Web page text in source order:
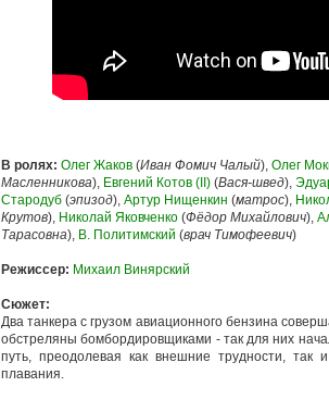
В ролях: Олег Жаков (Иван Фомич Чалый), Олег
Масленникова), Евгений Котов (II) (Вася-швед),
Стародуб (эпизод), Артур Нищенкин (матрос),
Крутов), Николай Яковченко (Фёдор Михайлович),
Тарасовна), В. Политимский (врач Тимофеевич)
Режиссер: Михаил Винярский
Сюжет:
Два танкера с грузом авиационного бензина
обстреляны бомбордировщиками - так для них
путь, преодолевая как внешние трудности,
плавания.